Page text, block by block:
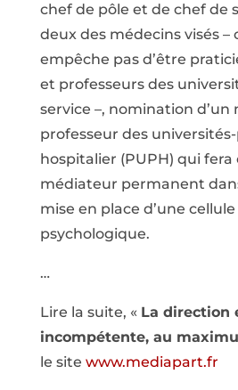
chef de pôle et de chef de
deux des médecins visés –
empêche pas d’être
et professeurs des
service –, nomination d’un
professeur des
hospitalier (PUPH) qui fera
médiateur permanent
mise en place d’une cellule
psychologique.
…
Lire la suite, « La direction
incompétente, au
le site www.mediapart.fr